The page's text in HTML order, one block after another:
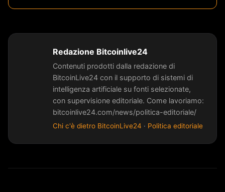
Redazione Bitcoinlive24
Contenuti prodotti dalla redazione di
BitcoinLive24 con il supporto di sistemi di
intelligenza artificiale su fonti selezionate,
con supervisione editoriale. Come lavoriamo:
bitcoinlive24.com/news/politica-editoriale/
Chi c'è dietro BitcoinLive24 · Politica editoriale